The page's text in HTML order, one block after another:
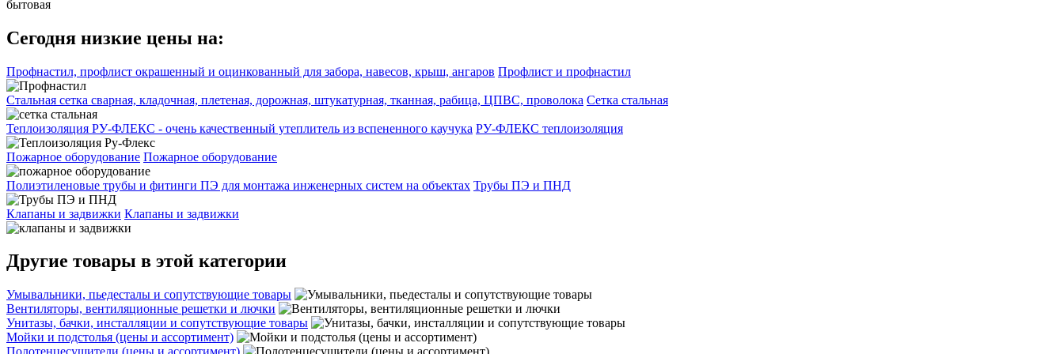
бытовая
Сегодня низкие цены на:
Профнастил, профлист окрашенный и оцинкованный для забора, навесов, крыш, ангаров Профлист и профнастил
Стальная сетка сварная, кладочная, плетеная, дорожная, штукатурная, тканная, рабица, ЦПВС, проволока Сетка стальная
Теплоизоляция РУ-ФЛЕКС - очень качественный утеплитель из вспененного каучука РУ-ФЛЕКС теплоизоляция
Пожарное оборудование Пожарное оборудование
Полиэтиленовые трубы и фитинги ПЭ для монтажа инженерных систем на объектах Трубы ПЭ и ПНД
Клапаны и задвижки Клапаны и задвижки
Другие товары в этой категории
Умывальники, пьедесталы и сопутствующие товары
Вентиляторы, вентиляционные решетки и лючки
Унитазы, бачки, инсталляции и сопутствующие товары
Мойки и подстолья (цены и ассортимент)